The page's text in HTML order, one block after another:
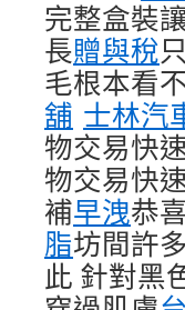
完整盒裝
長贈與稅
毛根本看
舖 士林汽
物交易快
物交易快
補早洩恭
脂坊間許
此 針對黑